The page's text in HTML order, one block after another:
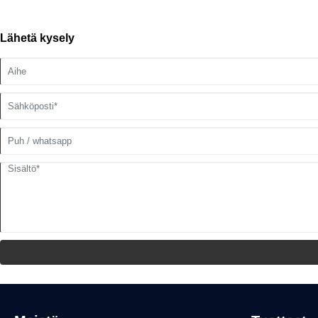
Lähetä kysely